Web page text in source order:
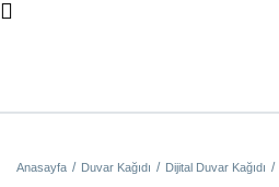
Anasayfa Duvar Kağıdı Dijital Duvar Kağıdı